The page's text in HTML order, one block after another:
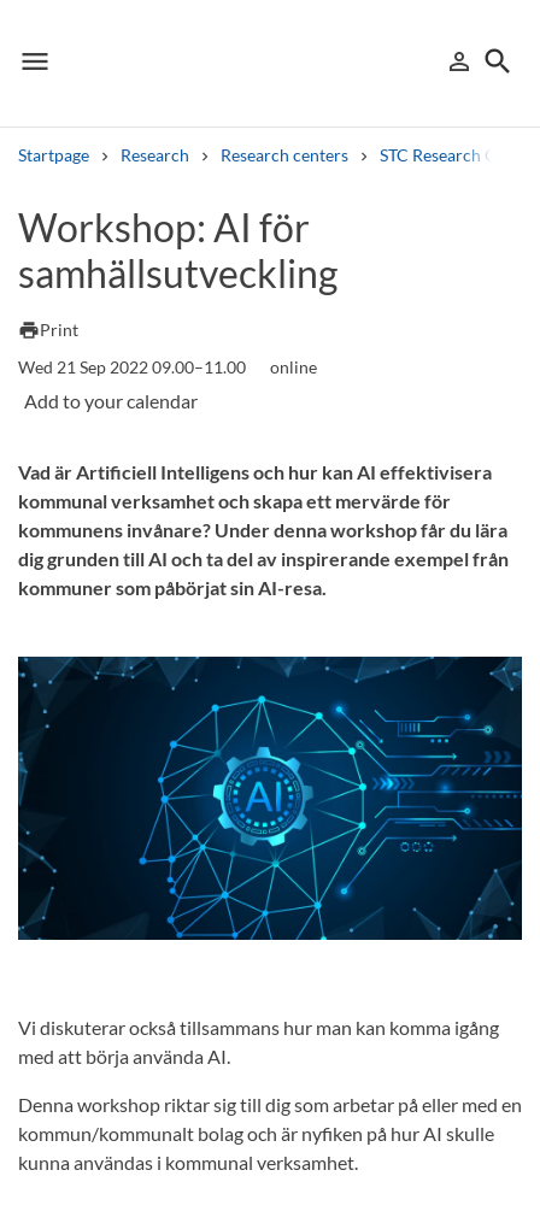
menu
Menu person_outline
Sign in
search
Startpage Research Research centers STC Research Centre
Other search services
Search syllabus
Library search tool
Workshop: AI för
samhällsutveckling
printPrint
Wed 21 Sep 2022 09.00–11.00
online
Vad är Artificiell Intelligens och hur kan AI effektivisera
kommunal verksamhet och skapa ett mervärde för
kommunens invånare? Under denna workshop får du lära
dig grunden till AI och ta del av inspirerande exempel från
kommuner som påbörjat sin AI-resa.
Vi diskuterar också tillsammans hur man kan komma igång
med att börja använda AI.
Denna workshop riktar sig till dig som arbetar på eller med en
kommun/kommunalt bolag och är nyfiken på hur AI skulle
kunna användas i kommunal verksamhet.